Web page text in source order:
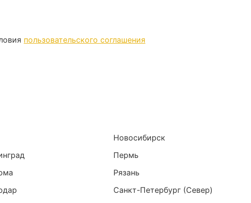
пользовательского соглашения
Новосибирск
Пермь
Рязань
Санкт-Петербург (Север)